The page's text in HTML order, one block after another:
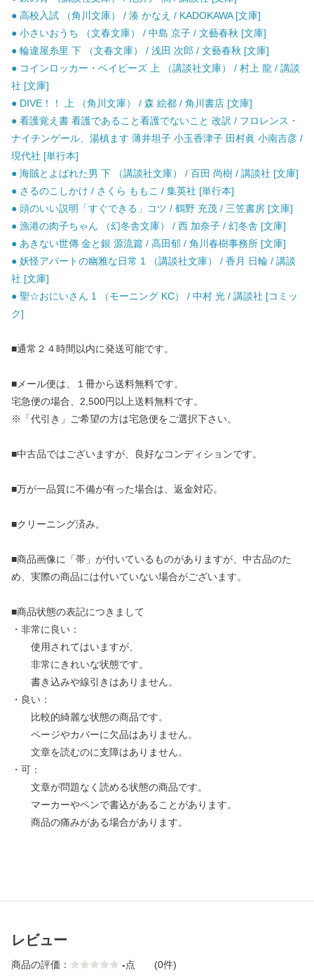
● 高校入試 （角川文庫） / 湊 かなえ / KADOKAWA [文庫]
● 小さいおうち （文春文庫） / 中島 京子 / 文藝春秋 [文庫]
● 輪違屋糸里 下 （文春文庫） / 浅田 次郎 / 文藝春秋 [文庫]
● コインロッカー・ベイビーズ 上 （講談社文庫） / 村上 龍 / 講談
社 [文庫]
● DIVE！！ 上 （角川文庫） / 森 絵都 / 角川書店 [文庫]
● 看護覚え書 看護であること看護でないこと 改訳 / フロレンス・
ナイチンゲール、湯槙ます 薄井坦子 小玉香津子 田村眞 小南吉彦 /
現代社 [単行本]
● 海賊とよばれた男 下 （講談社文庫） / 百田 尚樹 / 講談社 [文庫]
● さるのこしかけ / さくら ももこ / 集英社 [単行本]
● 頭のいい説明「すぐできる」コツ / 鶴野 充茂 / 三笠書房 [文庫]
● 漁港の肉子ちゃん （幻冬舎文庫） / 西 加奈子 / 幻冬舎 [文庫]
● あきない世傳 金と銀 源流篇 / 高田郁 / 角川春樹事務所 [文庫]
● 妖怪アパートの幽雅な日常 1 （講談社文庫） / 香月 日輪 / 講談
社 [文庫]
● 聖☆おにいさん 1 （モーニング KC） / 中村 光 / 講談社 [コミッ
ク]
■通常２４時間以内に発送可能です。
■メール便は、１冊から送料無料です。
宅急便の場合、2,500円以上送料無料です。
※「代引き」ご希望の方は宅急便をご選択下さい。
■中古品ではございますが、良好なコンディションです。
■万が一品質に不備が有った場合は、返金対応。
■クリーニング済み。
■商品画像に「帯」が付いているものがありますが、中古品のた
め、実際の商品には付いていない場合がございます。
■商品状態の表記につきまして
・非常に良い：
使用されてはいますが、
非常にきれいな状態です。
書き込みや線引きはありません。
・良い：
比較的綺麗な状態の商品です。
ページやカバーに欠品はありません。
文章を読むのに支障はありません。
・可：
文章が問題なく読める状態の商品です。
マーカーやペンで書込があることがあります。
商品の痛みがある場合があります。
レビュー
商品の評価： -点 (0件)